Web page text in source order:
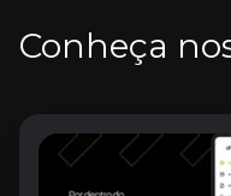
Conheça